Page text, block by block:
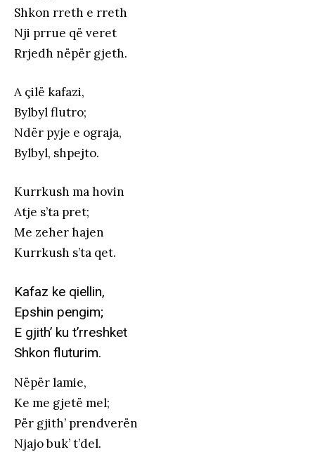
Shkon rreth e rreth
Nji prrue që veret
Rrjedh nëpër gjeth.
A çilë kafazi,
Bylbyl flutro;
Ndër pyje e ograja,
Bylbyl, shpejto.
Kurrkush ma hovin
Atje s’ta pret;
Me zeher hajen
Kurrkush s’ta qet.
Kafaz ke qiellin,
Epshin pengim;
E gjith’ ku t’rreshket
Shkon fluturim.
Nëpër lamie,
Ke me gjetë mel;
Për gjith’ prendverën
Njajo buk’ t’del.